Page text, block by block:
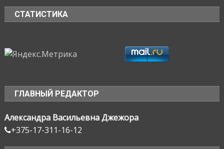
СТАТИСТИКА
ГЛАВНЫЙ РЕДАКТОР
Александра Васильевна Джежора
+375-17-311-16-12